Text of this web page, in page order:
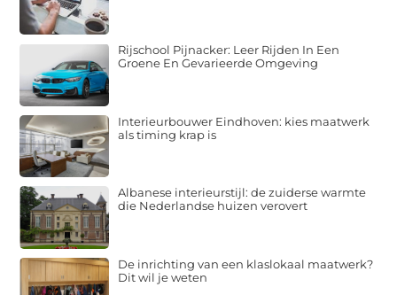
Rijschool Pijnacker: Leer Rijden In Een
Groene En Gevarieerde Omgeving
Interieurbouwer Eindhoven: kies maatwerk
als timing krap is
Albanese interieurstijl: de zuiderse warmte
die Nederlandse huizen verovert
De inrichting van een klaslokaal maatwerk?
Dit wil je weten